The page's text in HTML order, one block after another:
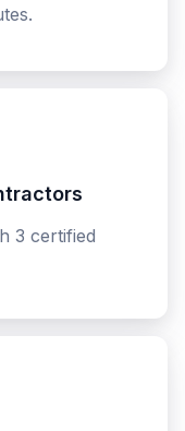
3 certified